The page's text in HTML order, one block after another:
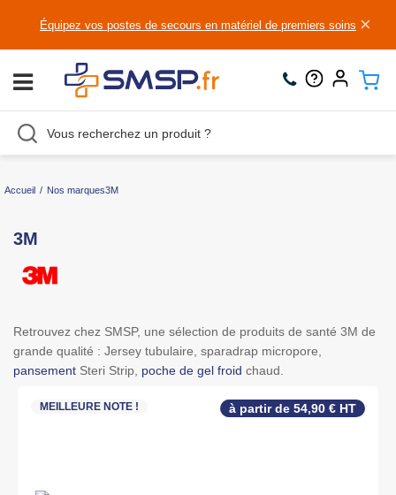
Équipez vos postes de secours en matériel de premiers soins ×
Accueil / Nos marques3M
3M
Retrouvez chez SMSP, une sélection de produits de santé 3M de
grande qualité : Jersey tubulaire, sparadrap micropore,
pansement Steri Strip, poche de gel froid chaud.
MEILLEURE NOTE ! à partir de 54,90 € HT